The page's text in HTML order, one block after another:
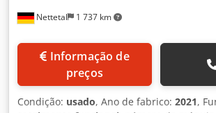
Nettetal 1 737 km
preços
Condição: usado, Ano de fabrico: 2021,